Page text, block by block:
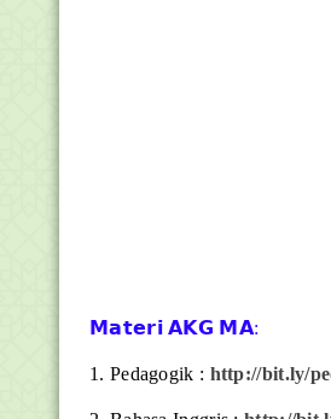
𝗠𝗮𝘁𝗲𝗿𝗶 𝗔𝗞𝗚 𝗠𝗔:
1. Pedagogik : http://bit.ly/